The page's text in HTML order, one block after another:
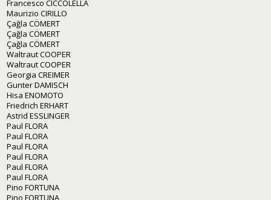
Francesco CICCOLELLA
Maurizio CIRILLO
Çağla CÖMERT
Çağla CÖMERT
Çağla CÖMERT
Waltraut COOPER
Waltraut COOPER
Georgia CREIMER
Gunter DAMISCH
Hisa ENOMOTO
Friedrich ERHART
Astrid ESSLINGER
Paul FLORA
Paul FLORA
Paul FLORA
Paul FLORA
Paul FLORA
Paul FLORA
Pino FORTUNA
Pino FORTUNA